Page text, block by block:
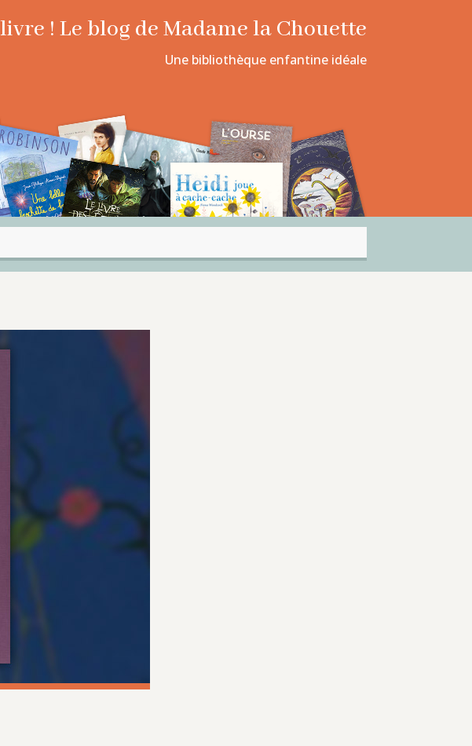
! Le blog de Madame la Chouette
Une bibliothèque enfantine idéale